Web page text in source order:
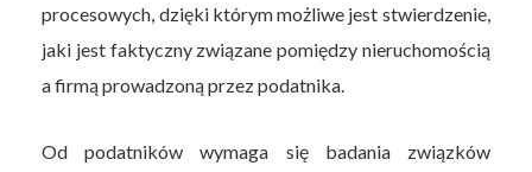
procesowych, dzięki którym możliwe jest stwierdzenie,
jaki jest faktyczny związane pomiędzy nieruchomością
a firmą prowadzoną przez podatnika.
Od podatników wymaga się badania związków